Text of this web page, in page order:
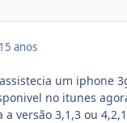
15 anos
um iphone
no itunes
a versão 3,1,3 ou